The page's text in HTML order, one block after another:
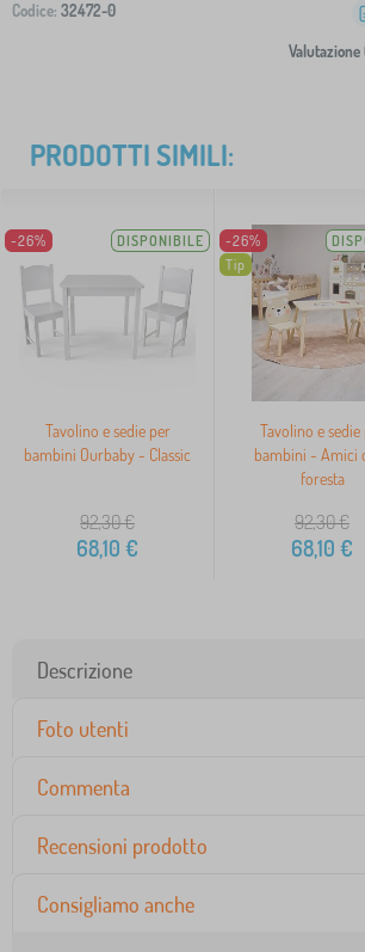
Codice: 32472-0
Valutazione
PRODOTTI SIMILI:
-26% DISPONIBILE
Tavolino e sedie per
bambini Ourbaby - Classic
92,30€
68,10 €
-26%
Tip
Tavolino e sedie
bambini - Amici
foresta
92,30€
68,10 €
Descrizione
Foto utenti
Commenta
Recensioni prodotto
Consigliamo anche